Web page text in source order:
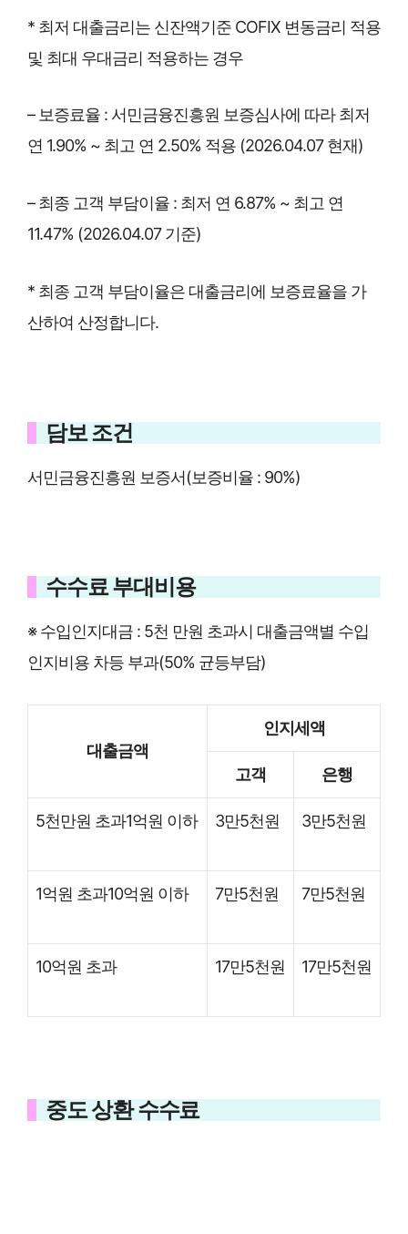
* 최저 대출금리는 신잔액기준 COFIX 변동금리 적용
및 최대 우대금리 적용하는 경우
– 보증료율 : 서민금융진흥원 보증심사에 따라 최저
연 1.90% ~ 최고 연 2.50% 적용 (2026.04.07 현재)
– 최종 고객 부담이율 : 최저 연 6.87% ~ 최고 연
11.47% (2026.04.07 기준)
* 최종 고객 부담이율은 대출금리에 보증료율을 가
산하여 산정합니다.
담보 조건
서민금융진흥원 보증서(보증비율 : 90%)
수수료 부대비용
※ 수입인지대금 : 5천 만원 초과시 대출금액별 수입
인지비용 차등 부과(50% 균등부담)
대출금액
인지세액
고객 은행
5천만원 초과1억원 이하 3만5천원 3만5천원
1억원 초과10억원 이하 7만5천원 7만5천원
10억원 초과 17만5천원 17만5천원
중도 상환 수수료